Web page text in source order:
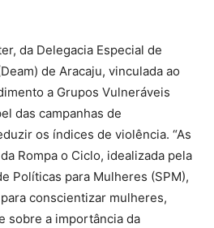
da Delegacia Especial de
de Aracaju, vinculada ao
a Grupos Vulneráveis
das campanhas de
os índices de violência. “As
Rompa o Ciclo, idealizada pela
Políticas para Mulheres (SPM),
conscientizar mulheres,
sobre a importância da